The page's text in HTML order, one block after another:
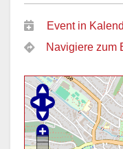
Event in
Navigiere zum